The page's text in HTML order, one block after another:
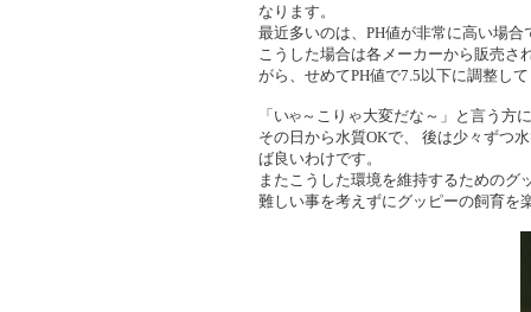
なります。
最近多いのは、PH値が非常に高い場合
こうした場合は各メーカーから販売さ
がら、せめてPH値で7.5以下に調整し
「いや～こりゃ大変だな～」と言う方
その日から水質OKで、 後は少々ずつ
ば良いわけです。
またこうした環境を維持するためのグ
難しい事を考えずにグッピーの飼育を